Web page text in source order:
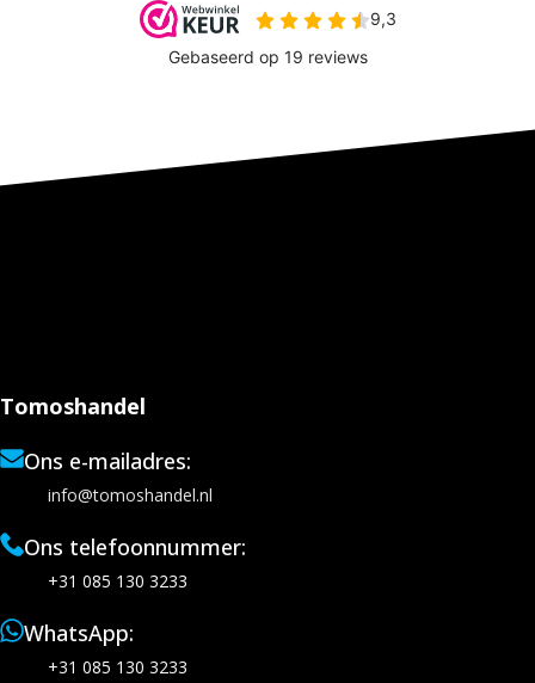
Tomoshandel
Ons e-mailadres:
info@tomoshandel.nl
Ons telefoonnummer:
+31 085 130 3233
WhatsApp:
+31 085 130 3233